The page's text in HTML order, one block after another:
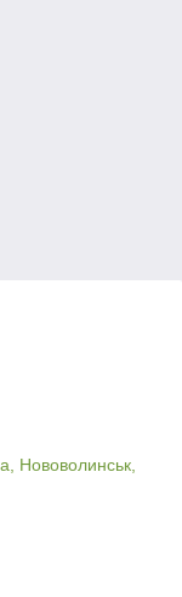
Нововолинськ,